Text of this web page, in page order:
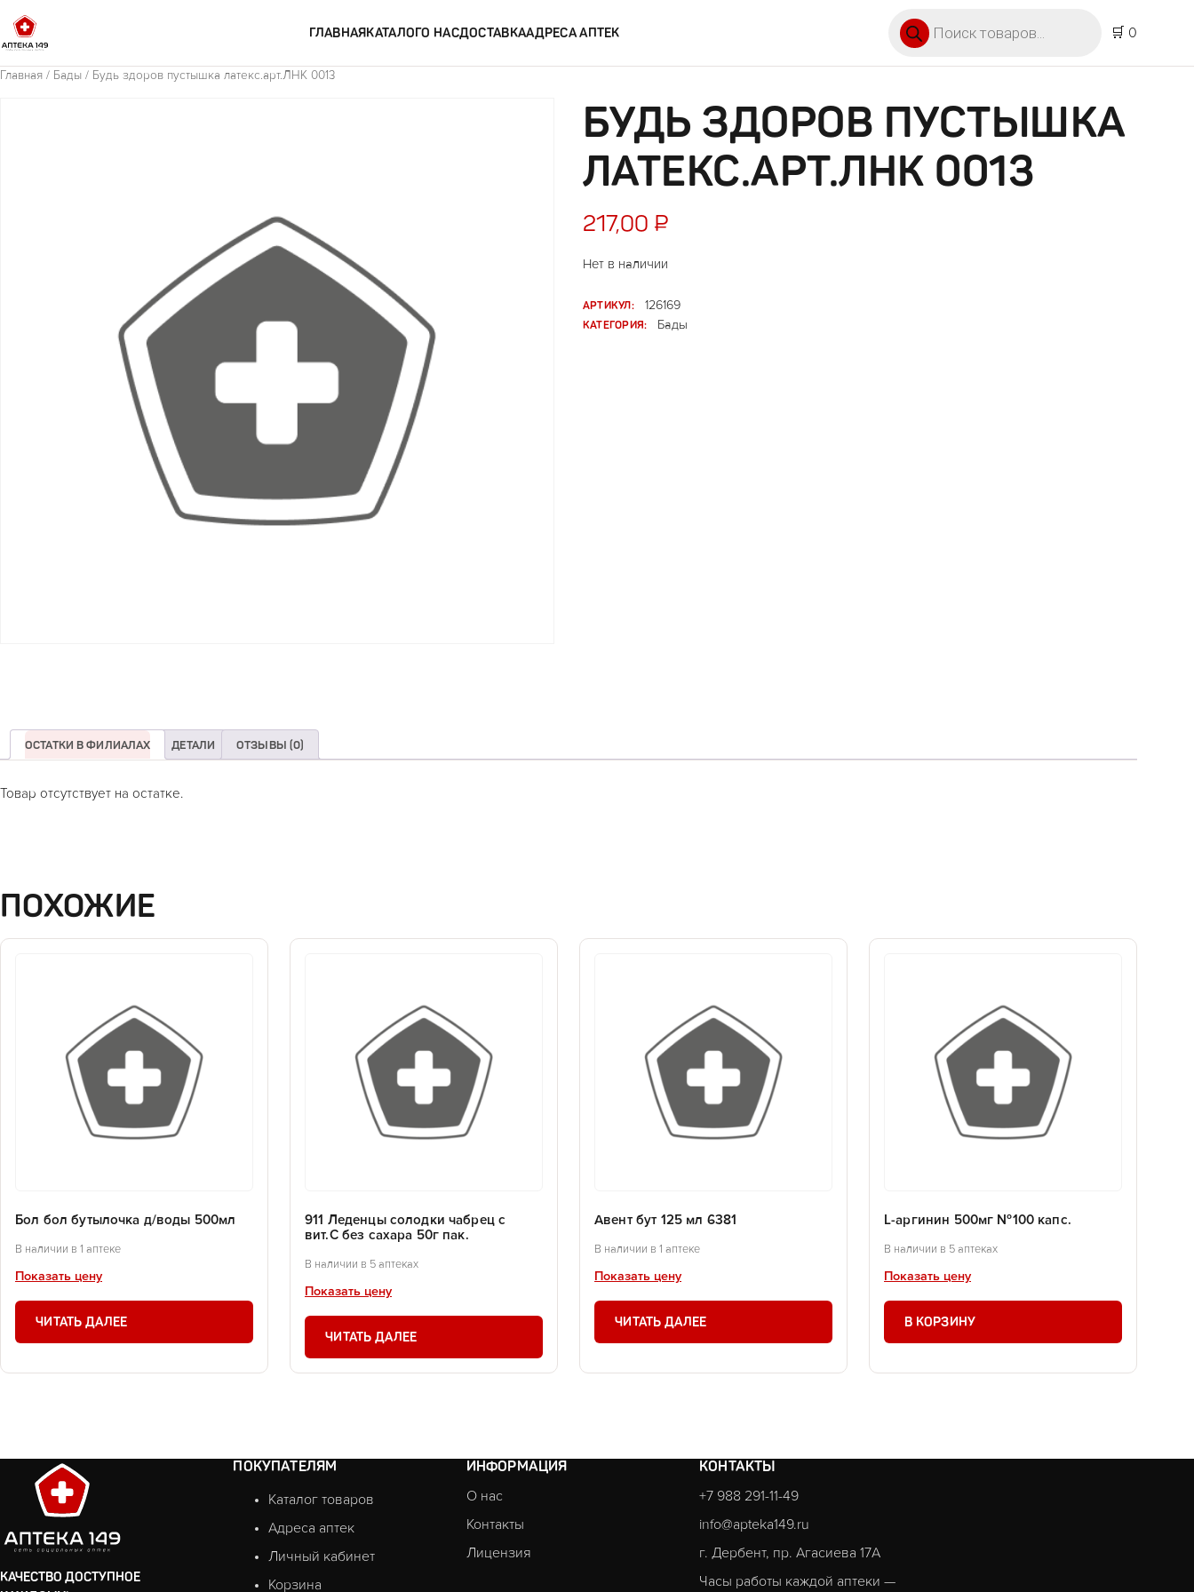
ГЛАВНАЯКАТАЛОГО НАСДОСТАВКААДРЕСА АПТЕК
🛒 0
Главная / Бады / Будь здоров пустышка латекс.арт.ЛНК 0013
БУДЬ ЗДОРОВ ПУСТЫШКА
ЛАТЕКС.АРТ.ЛНК 0013
217,00 ₽
Нет в наличии
АРТИКУЛ:
126169
КАТЕГОРИЯ:
Бады
ОСТАТКИ В ФИЛИАЛАХ ДЕТАЛИ ОТЗЫВЫ (0)
Товар отсутствует на остатке.
ПОХОЖИЕ
Бол бол бутылочка д/воды 500мл
В наличии в 1 аптеке
Показать цену
ЧИТАТЬ ДАЛЕЕ
911 Леденцы солодки чабрец с
вит.С без сахара 50г пак.
В наличии в 5 аптеках
Показать цену
ЧИТАТЬ ДАЛЕЕ
Авент бут 125 мл 6381
В наличии в 1 аптеке
Показать цену
ЧИТАТЬ ДАЛЕЕ
L-аргинин 500мг №100 капс.
В наличии в 5 аптеках
Показать цену
В КОРЗИНУ
КАЧЕСТВО ДОСТУПНОЕ
ПОКУПАТЕЛЯМ
Каталог товаров
Адреса аптек
Личный кабинет
Корзина
ИНФОРМАЦИЯ
О нас
Контакты
Лицензия
КОНТАКТЫ
+7 988 291-11-49
info@apteka149.ru
г. Дербент, пр. Агасиева 17А
Часы работы каждой аптеки —